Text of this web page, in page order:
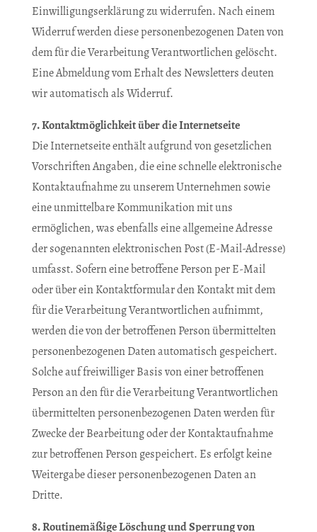
Einwilligungserklärung zu widerrufen. Nach einem
Widerruf werden diese personenbezogenen Daten von
dem für die Verarbeitung Verantwortlichen gelöscht.
Eine Abmeldung vom Erhalt des Newsletters deuten
wir automatisch als Widerruf.
7. Kontaktmöglichkeit über die Internetseite
Die Internetseite enthält aufgrund von gesetzlichen
Vorschriften Angaben, die eine schnelle elektronische
Kontaktaufnahme zu unserem Unternehmen sowie
eine unmittelbare Kommunikation mit uns
ermöglichen, was ebenfalls eine allgemeine Adresse
der sogenannten elektronischen Post (E-Mail-Adresse)
umfasst. Sofern eine betroffene Person per E-Mail
oder über ein Kontaktformular den Kontakt mit dem
für die Verarbeitung Verantwortlichen aufnimmt,
werden die von der betroffenen Person übermittelten
personenbezogenen Daten automatisch gespeichert.
Solche auf freiwilliger Basis von einer betroffenen
Person an den für die Verarbeitung Verantwortlichen
übermittelten personenbezogenen Daten werden für
Zwecke der Bearbeitung oder der Kontaktaufnahme
zur betroffenen Person gespeichert. Es erfolgt keine
Weitergabe dieser personenbezogenen Daten an
Dritte.
8. Routinemäßige Löschung und Sperrung von